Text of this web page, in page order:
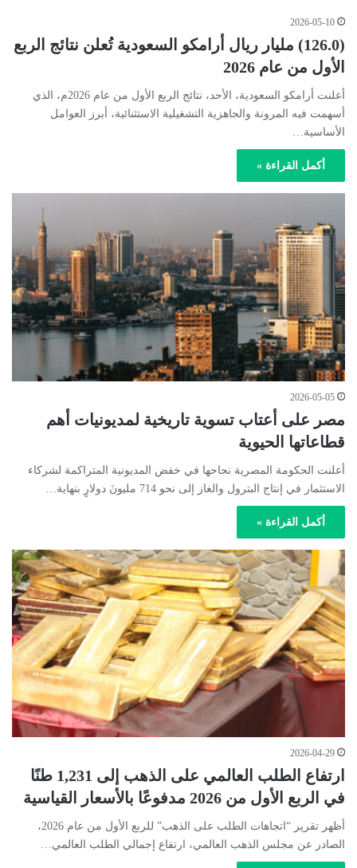
2026-05-10
(126.0) مليار ريال أرامكو السعودية تُعلن نتائج الربع
الأول من عام 2026
أعلنت أرامكو السعودية، الأحد، نتائج الربع الأول من عام 2026م، الذي
أسهمت فيه المرونة والجاهزية التشغيلية الاستثنائية، أبرز العوامل
الأساسية…
أكمل القراءة »
2026-05-05
مصر على أعتاب تسوية تاريخية لمديونيات أهم
قطاعاتها الحيوية
أعلنت الحكومة المصرية نجاحها في خفض المديونية المتراكمة لشركاء
الاستثمار في إنتاج البترول والغاز إلى نحو 714 مليونَ دولارٍ بنهاية…
أكمل القراءة »
2026-04-29
ارتفاع الطلب العالمي على الذهب إلى 1,231 طنًا
في الربع الأول من 2026 مدفوعًا بالأسعار القياسية
أظهر تقرير “اتجاهات الطلب على الذهب” للربع الأول من عام 2026،
الصادر عن مجلس الذهب العالمي، ارتفاع إجمالي الطلب العالمي…